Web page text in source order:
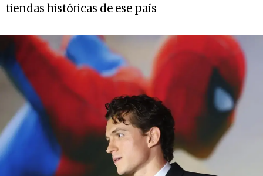
tiendas históricas de ese país